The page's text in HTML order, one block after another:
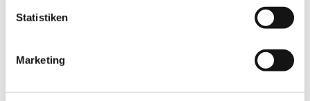
Statistiken
Marketing
Produktbeschreibung
Die Alujaousien sind so individuell wie Ihr